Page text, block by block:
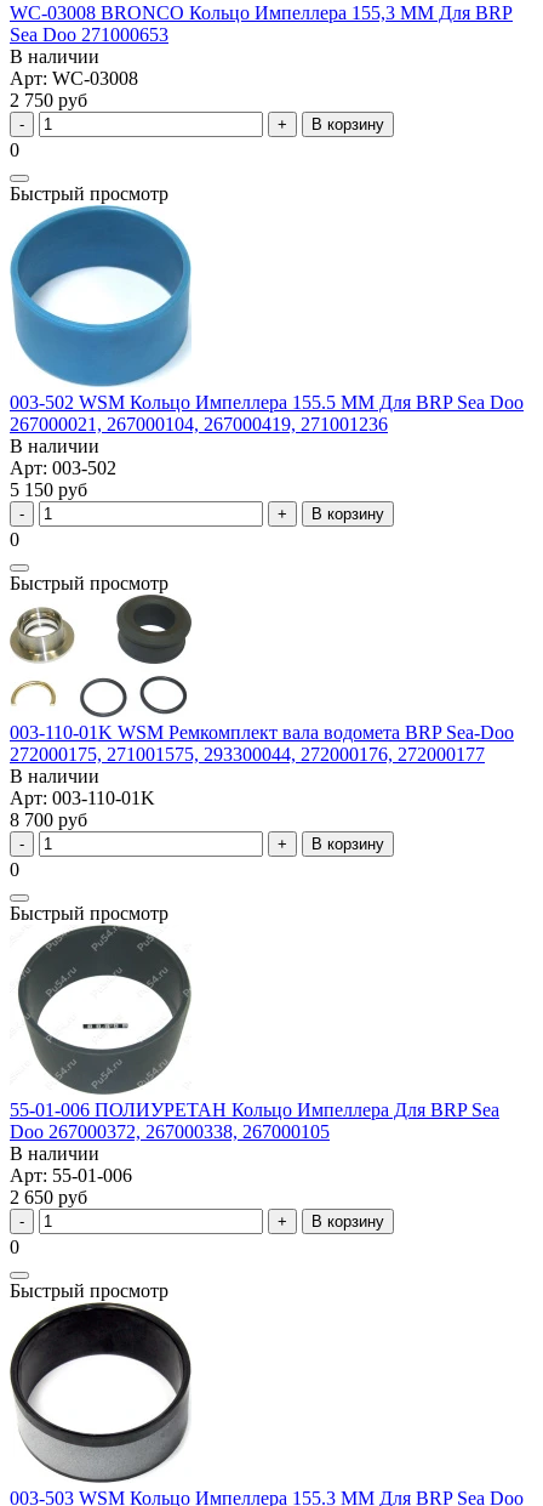
WC-03008 BRONCO Кольцо Импеллера 155,3 ММ Для BRP
Sea Doo 271000653
В наличии
Арт: WC-03008
2 750 руб
В корзину
0
Быстрый просмотр
003-502 WSM Кольцо Импеллера 155.5 ММ Для BRP Sea Doo
267000021, 267000104, 267000419, 271001236
В наличии
Арт: 003-502
5 150 руб
В корзину
0
Быстрый просмотр
003-110-01K WSM Ремкомплект вала водомета BRP Sea-Doo
272000175, 271001575, 293300044, 272000176, 272000177
В наличии
Арт: 003-110-01K
8 700 руб
В корзину
0
Быстрый просмотр
55-01-006 ПОЛИУРЕТАН Кольцо Импеллера Для BRP Sea
Doo 267000372, 267000338, 267000105
В наличии
Арт: 55-01-006
2 650 руб
В корзину
0
Быстрый просмотр
003-503 WSM Кольцо Импеллера 155.3 ММ Для BRP Sea Doo